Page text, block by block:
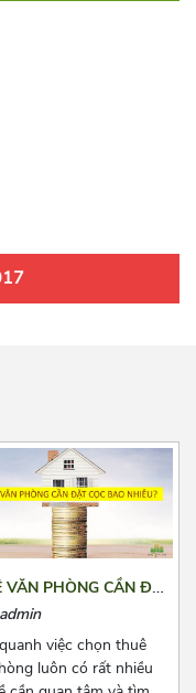
VĂN PHÒNG CẦN ĐẶT
NHIÊU?
việc chọn thuê
luôn có rất nhiều